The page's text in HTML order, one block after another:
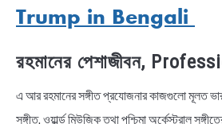
Trump in Bengali
রহমানের পেশাজীবন,
এ আর রহমানের সঙ্গীত প্রযোজনার কাজগুলো মূলত
সঙ্গীত, ওয়ার্ল্ড মিউজিক তথা পশ্চিমা অর্কেস্ট্রাল